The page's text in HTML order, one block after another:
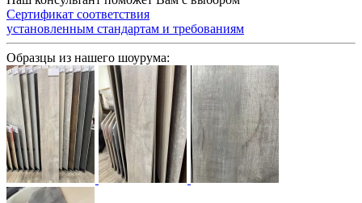
Сертификат соответствия
установленным стандартам и требованиям
Образцы из нашего шоурума: